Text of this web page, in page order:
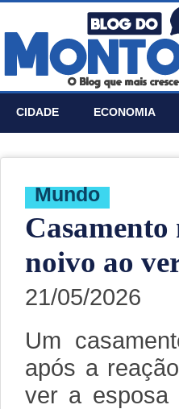
CIDADE ECONOMIA
Mundo
noivo ao
21/05/2026
Um
após a
ver a esposa